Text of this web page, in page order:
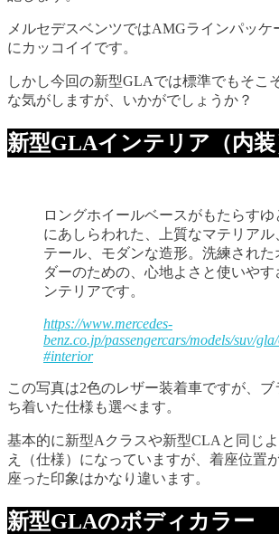
メルセデスベンツではAMGラインパッケ
にカッコイイです。
しかし今回の新型GLAでは標準でもそこ
な気がしますが、いかがでしょうか？
新型GLAインテリア（内装
ロングホイールベースがもたらすゆ
にあしらわれた、上質なマテリアル
テール、モダンな造形。洗練された
ダーのための、心地よさと使いやす
ンテリアです。
https://www.mercedes-
benz.co.jp/passengercars/models/suv/
#interior
この写真は2色のレザー装着車ですが、
ち着いた仕様も選べます。
基本的に新型Aクラスや新型CLAと同じ
え（仕様）になっていますが、着座位置
座った印象はかなり違います。
新型GLAのボディカラー